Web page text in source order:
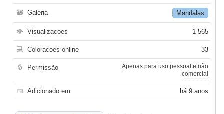
🗃 Galeria Mandalas
👁 Visualizacoes 1 565
💻 Coloracoes online 33
🔒 Permissão
Apenas para uso pessoal e não
comercial
📅 Adicionado em há 9 anos